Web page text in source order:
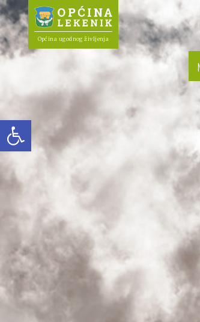
Open toolbar
Općina ugodnog življenja